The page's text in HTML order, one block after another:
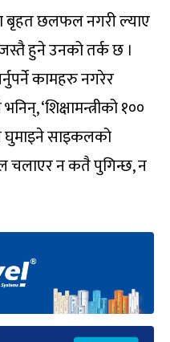
बृहत छलफल नगरी ल्याए
हुने उनको तर्क छ ।
कामहरु नगरेर
‘शिक्षामन्त्रीको १००
घुमाइने साइकलको
चलाएर न कतै पुगिन्छ, न